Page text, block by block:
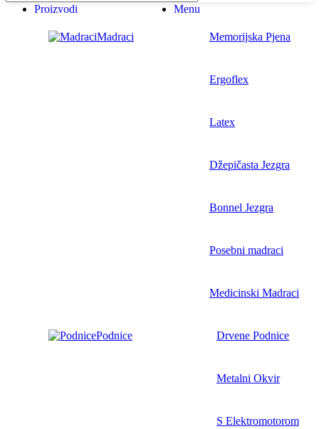
Menu
Proizvodi
Madraci Memorijska Pjena
Ergoflex
Latex
Džepičasta Jezgra
Bonnel Jezgra
Posebni madraci
Medicinski Madraci
Podnice Drvene Podnice
Metalni Okvir
S Elektromotorom